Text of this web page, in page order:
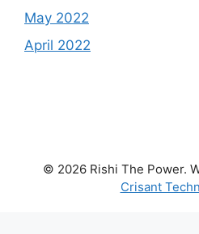
May 2022
April 2022
© 2026 Rishi The Power.
Crisant